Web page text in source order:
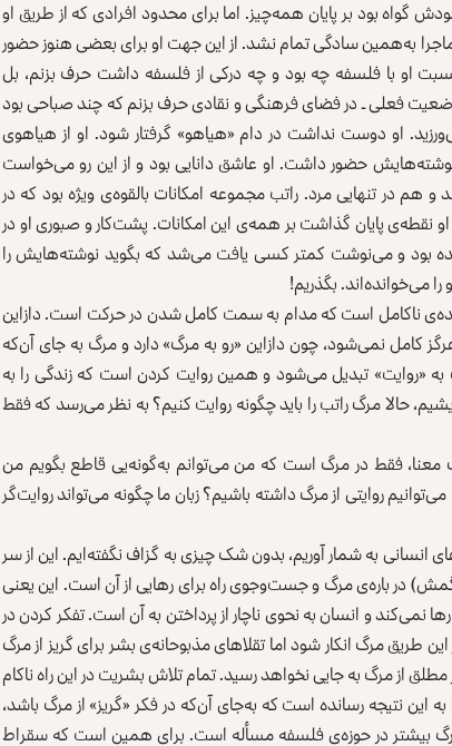
بود بر پایان همه‌چیز. اما برای محدود افرادی که از طریق او
به‌همین سادگی تمام نشد. از این جهت او برای بعضی هنوز حضور
او با فلسفه چه بود و چه درکی از فلسفه داشت حرف بزنم، بل
فعلی ـ در فضای فرهنگی و نقادی حرف بزنم که چند صباحی بود
او دوست نداشت در دام «هیاهو» گرفتار شود. او از هیاهوی
حضور داشت. او عاشق دانایی بود و از این رو می‌خواست
هم در تنهایی مرد. راتب مجموعه‌ امکانات بالقوه‌ی ‌ویژه بود که در
نقطه‌ی پایان گذاشت بر همه‌ی این امکانات. پشت‌کار و صبوری او در
بود و می‌نوشت کمتر کسی یافت می‌شد که بگوید نوشته‌هایش را
می‌خوانده‌اند. بگذریم!
نا‌کامل است که مدام به سمت کامل شدن در حرکت است. دازاین
کامل نمی‌شود، چون دازاین «رو‌ به مرگ» دارد و مرگ به جای آن‌که
به «روایت» تبدیل می‌شود و همین روایت کردن است که زندگی را به
حالا مرگ راتب را باید چگونه روایت کنیم؟ به ‌نظر می‌رسد که فقط
فقط در مرگ است که من می‌توانم به‌گونه‌یی قاطع بگویم من
روایتی از مرگ داشته باشیم؟ زبان ما چگونه می‌تواند روایت‌گر
انسانی به شمار آوریم، بدون شک چیزی به گزاف نگفته‌ایم. این از سر
در باره‌ی مرگ و جست‌وجوی راه برای رهایی از آن است. این یعنی
نمی‌کند و انسان به نحوی ناچار از پرداختن به آن است. تفکر کردن در
طریق مرگ انکار شود اما تقلاهای مذبوحانه‌ی بشر برای گریز از مرگ
از مرگ به جایی نخواهد رسید. تمام تلاش بشریت در این راه ناکام
این نتیجه رسانده است که به‌جای آن‌که در فکر «گریز» از مرگ باشد،
بیشتر در حوزه‌ی فلسفه مسأله است. برای همین است که سقراط